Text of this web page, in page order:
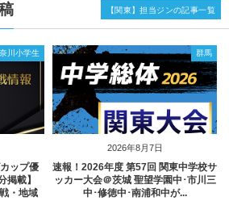
川小学生
ップ優
掲載】
・地域
2026年8月7日
群馬
速報！2026年度 第57回 関東中学校サ
ッカー大会＠茨城 聖望学園中･市川三
中･修徳中･南浦和中が...
【関東】担当ジンの記事一覧